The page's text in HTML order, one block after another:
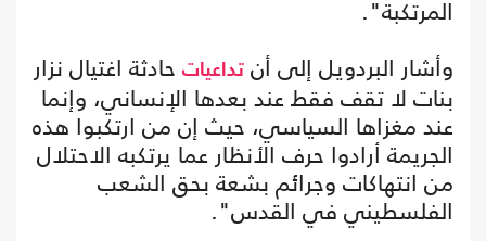
المرتكبة".
وأشار البردويل إلى أن تداعيات حادثة اغتيال نزار
بنات لا تقف فقط عند بعدها الإنساني، وإنما
عند مغزاها السياسي، حيث إن من ارتكبوا هذه
الجريمة أرادوا حرف الأنظار عما يرتكبه الاحتلال
من انتهاكات وجرائم بشعة بحق الشعب
الفلسطيني في القدس".